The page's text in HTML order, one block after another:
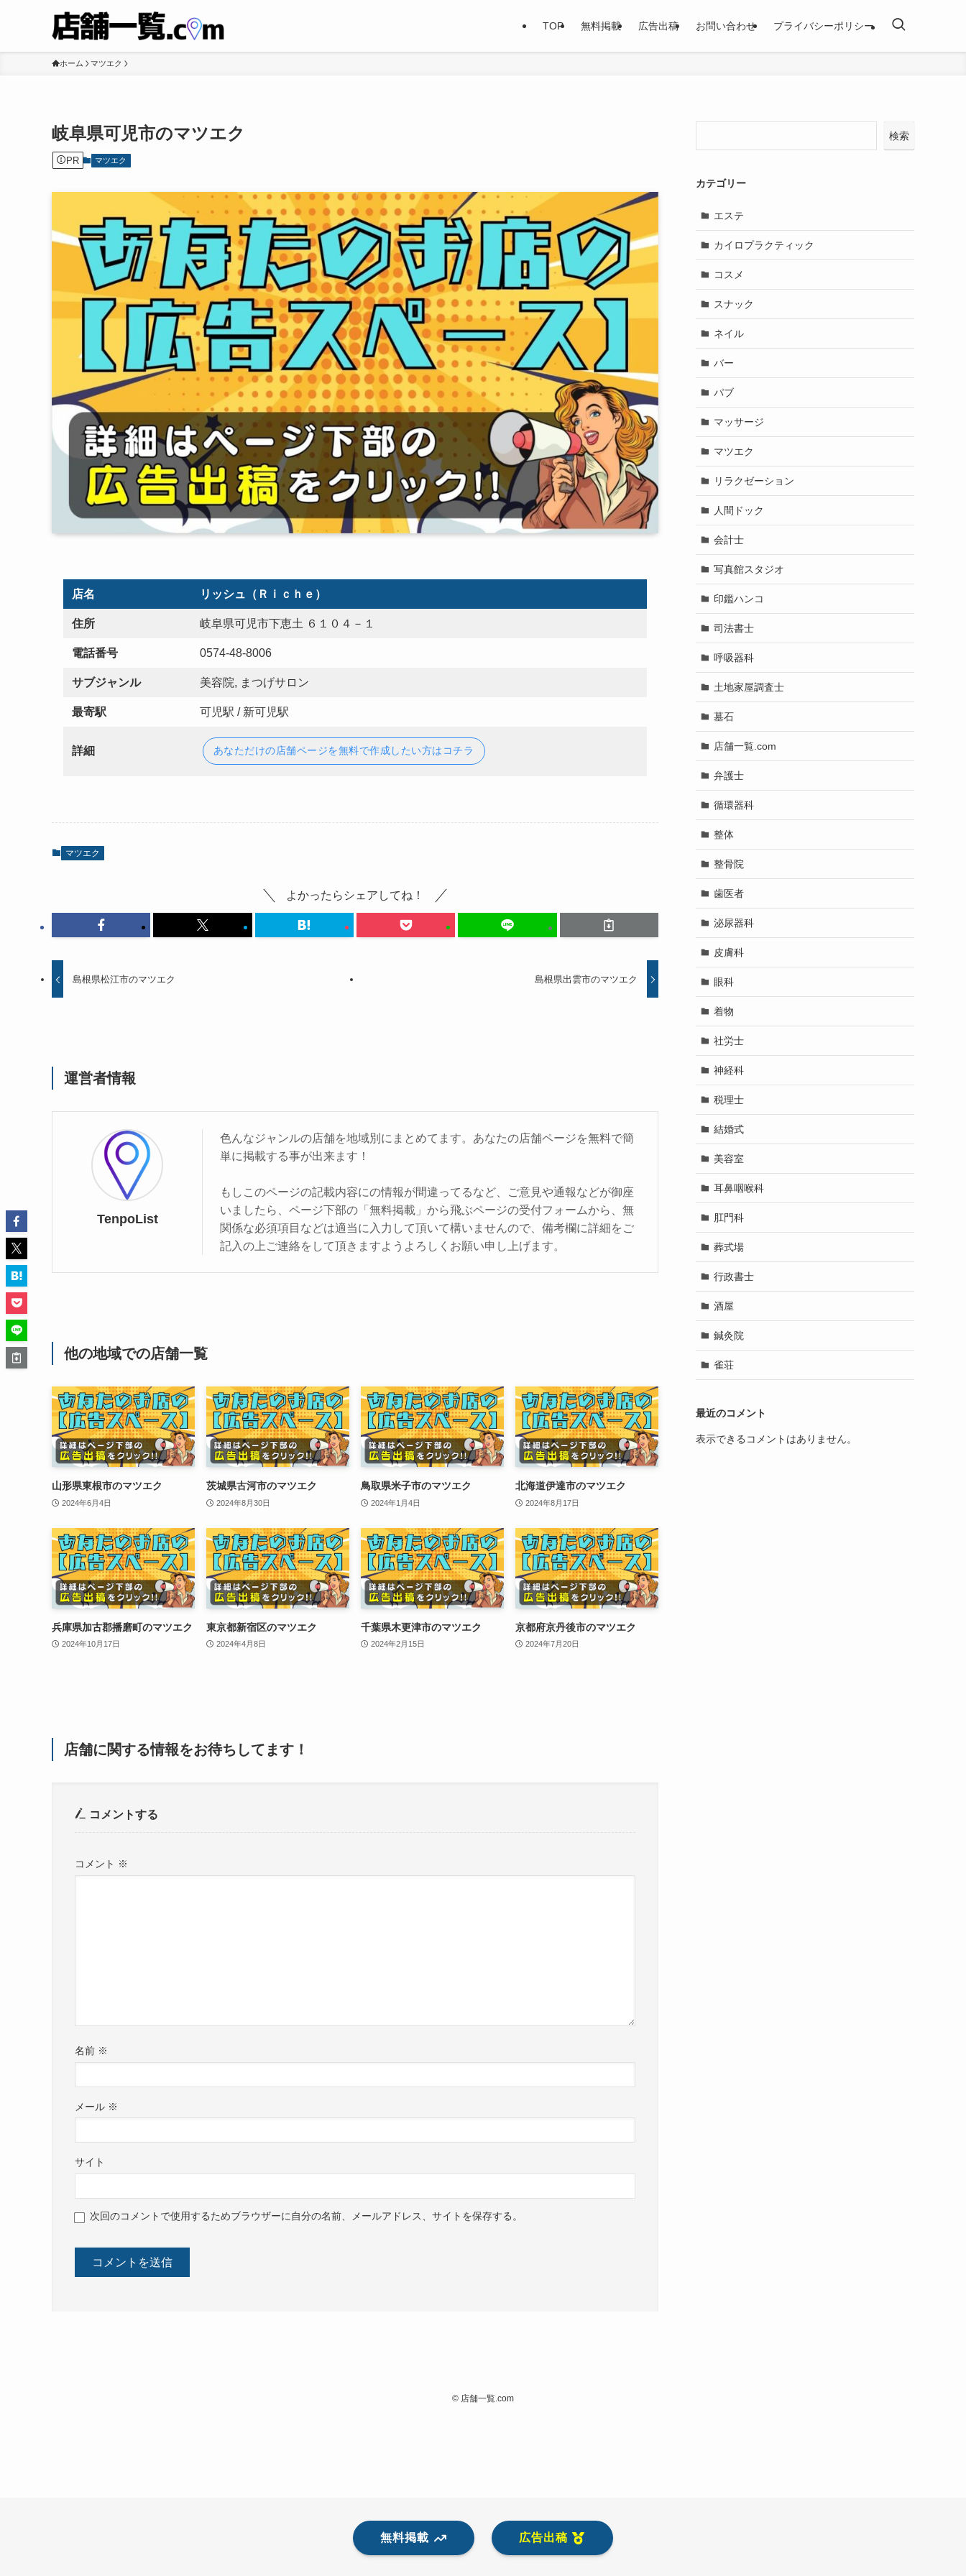
TOP 無料掲載 広告出稿 お問い合わせ プライバシーポリシー
ホーム マツエク
岐阜県可児市のマツエク
PR マツエク
店名 リッシュ（Ｒｉｃｈｅ）
住所 岐阜県可児市下恵土 ６１０４－１
電話番号 0574-48-8006
サブジャンル 美容院, まつげサロン
最寄駅 可児駅 / 新可児駅
詳細 あなただけの店舗ページを無料で作成したい方はコチラ
マツエク
よかったらシェアしてね！
島根県松江市のマツエク 島根県出雲市のマツエク
運営者情報
TenpoList
色んなジャンルの店舗を地域別にまとめてます。あなたの店舗ページを無料で簡
単に掲載する事が出来ます！
もしこのページの記載内容にの情報が間違ってるなど、ご意見や通報などが御座
いましたら、ページ下部の「無料掲載」から飛ぶページの受付フォームから、無
関係な必須項目などは適当に入力して頂いて構いませんので、備考欄に詳細をご
記入の上ご連絡をして頂きますようよろしくお願い申し上げます。
他の地域での店舗一覧
山形県東根市のマツエク
2024年6月4日
茨城県古河市のマツエク
2024年8月30日
鳥取県米子市のマツエク
2024年1月4日
北海道伊達市のマツエク
2024年8月17日
兵庫県加古郡播磨町のマツエク
2024年10月17日
東京都新宿区のマツエク
2024年4月8日
千葉県木更津市のマツエク
2024年2月15日
京都府京丹後市のマツエク
2024年7月20日
店舗に関する情報をお待ちしてます！
コメントする
コメント ※
名前 ※
メール ※
サイト
次回のコメントで使用するためブラウザーに自分の名前、メールアドレス、サイトを保存する。
検索
カテゴリー
エステ
カイロプラクティック
コスメ
スナック
ネイル
バー
パブ
マッサージ
マツエク
リラクゼーション
人間ドック
会計士
写真館スタジオ
印鑑ハンコ
司法書士
呼吸器科
土地家屋調査士
墓石
店舗一覧.com
弁護士
循環器科
整体
整骨院
歯医者
泌尿器科
皮膚科
眼科
着物
社労士
神経科
税理士
結婚式
美容室
耳鼻咽喉科
肛門科
葬式場
行政書士
酒屋
鍼灸院
雀荘
最近のコメント
表示できるコメントはありません。
© 店舗一覧.com
無料掲載 広告出稿